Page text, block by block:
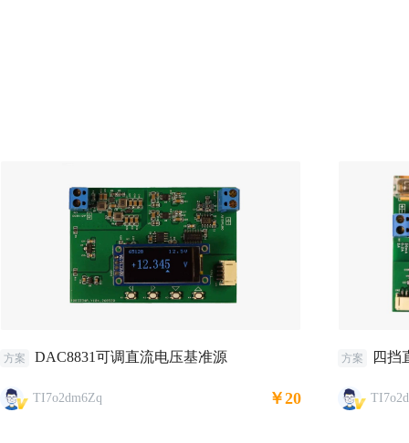
方案 DAC8831可调直流电压基准源
TI7o2dm6Zq ￥20
方案 四挡